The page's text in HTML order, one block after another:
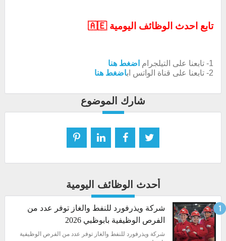
تابع احدث الوظائف اليومية 🇦🇪
1- تابعنا على التيلجرام
اضغط هنا
2- تابعنا على قناة الواتس اب
اضغط هنا
شارك الموضوع
أحدث الوظائف اليومية
شركة ويذرفورد للنفط والغاز توفر عدد من
الفرص الوظيفية بابوظبي 2026
شركة ويذرفورد للنفط والغاز توفر عدد من الفرص الوظيفية